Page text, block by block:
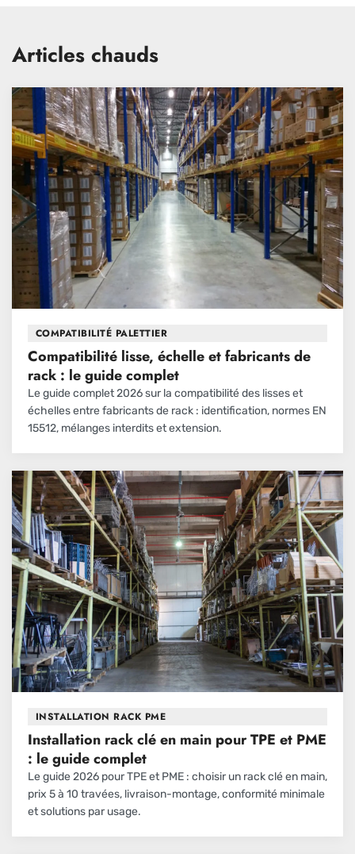
Articles chauds
COMPATIBILITÉ PALETTIER
Compatibilité lisse, échelle et fabricants de
rack : le guide complet
Le guide complet 2026 sur la compatibilité des lisses et
échelles entre fabricants de rack : identification, normes EN
15512, mélanges interdits et extension.
INSTALLATION RACK PME
Installation rack clé en main pour TPE et PME
: le guide complet
Le guide 2026 pour TPE et PME : choisir un rack clé en main,
prix 5 à 10 travées, livraison-montage, conformité minimale
et solutions par usage.